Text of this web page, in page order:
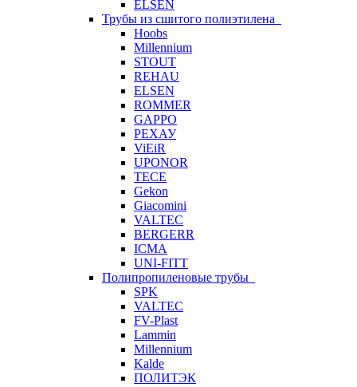
ELSEN
Трубы из сшитого полиэтилена
Hoobs
Millennium
STOUT
REHAU
ELSEN
ROMMER
GAPPO
РЕХАУ
ViEiR
UPONOR
TECE
Gekon
Giacomini
VALTEC
BERGERR
ICMA
UNI-FITT
Полипропиленовые трубы
SPK
VALTEC
FV-Plast
Lammin
Millennium
Kalde
ПОЛИТЭК